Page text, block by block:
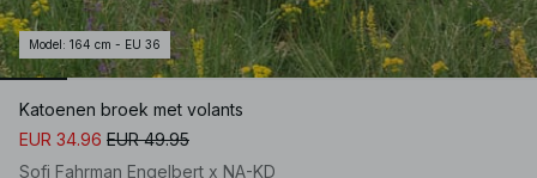
Model : 164 cm - EU 36
Katoenen broek met volants
EUR 34.96 EUR 49.95
Sofi Fahrman Engelbert x NA-KD